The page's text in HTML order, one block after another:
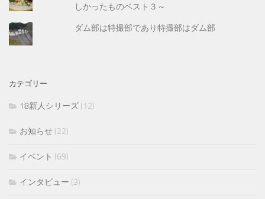
しかったものベスト３～
ダム部は特撮部であり特撮部はダム部
カテゴリー
18新人シリーズ (12)
お知らせ (22)
イベント (69)
インタビュー (3)